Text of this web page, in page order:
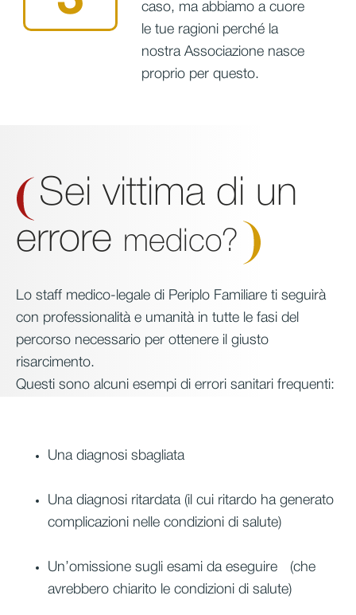
caso, ma abbiamo a cuore
le tue ragioni perché la
nostra Associazione nasce
proprio per questo.
Sei vittima di un
errore medico?
Lo staff medico-legale di Periplo Familiare ti seguirà
con professionalità e umanità in tutte le fasi del
percorso necessario per ottenere il giusto
risarcimento.
Questi sono alcuni esempi di errori sanitari frequenti:
Una diagnosi sbagliata
Una diagnosi ritardata (il cui ritardo ha generato
complicazioni nelle condizioni di salute)
Un’omissione sugli esami da eseguire (che
avrebbero chiarito le condizioni di salute)